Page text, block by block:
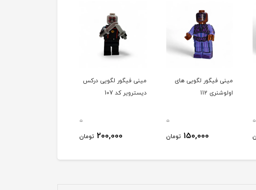
0
مینی فیگور لگویی های
اولوشنری 112
0
150,000 تومان
مینی فیگور لگویی درکس
دیسترویر کد 107
0
200,000 تومان